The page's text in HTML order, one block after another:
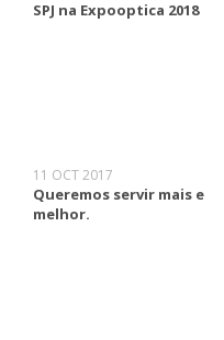
SPJ na Expooptica 2018
11 OCT 2017
Queremos servir mais e
melhor.